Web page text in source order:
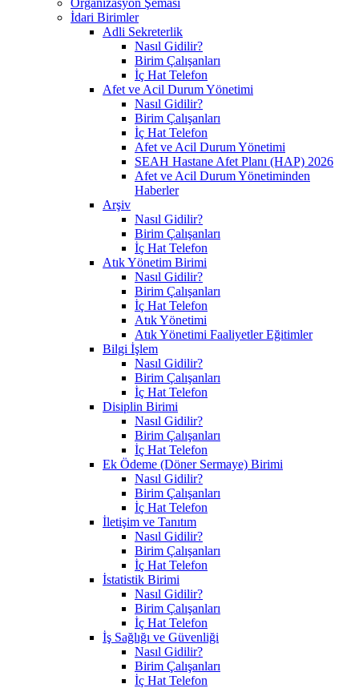
İdari Birimler
Adli Sekreterlik
Nasıl Gidilir?
Birim Çalışanları
İç Hat Telefon
Afet ve Acil Durum Yönetimi
Nasıl Gidilir?
Birim Çalışanları
İç Hat Telefon
Afet ve Acil Durum Yönetimi
SEAH Hastane Afet Planı (HAP) 2026
Afet ve Acil Durum Yönetiminden
Haberler
Arşiv
Nasıl Gidilir?
Birim Çalışanları
İç Hat Telefon
Atık Yönetim Birimi
Nasıl Gidilir?
Birim Çalışanları
İç Hat Telefon
Atık Yönetimi
Atık Yönetimi Faaliyetler Eğitimler
Bilgi İşlem
Nasıl Gidilir?
Birim Çalışanları
İç Hat Telefon
Disiplin Birimi
Nasıl Gidilir?
Birim Çalışanları
İç Hat Telefon
Ek Ödeme (Döner Sermaye) Birimi
Nasıl Gidilir?
Birim Çalışanları
İç Hat Telefon
İletişim ve Tanıtım
Nasıl Gidilir?
Birim Çalışanları
İç Hat Telefon
İstatistik Birimi
Nasıl Gidilir?
Birim Çalışanları
İç Hat Telefon
İş Sağlığı ve Güvenliği
Nasıl Gidilir?
Birim Çalışanları
İç Hat Telefon